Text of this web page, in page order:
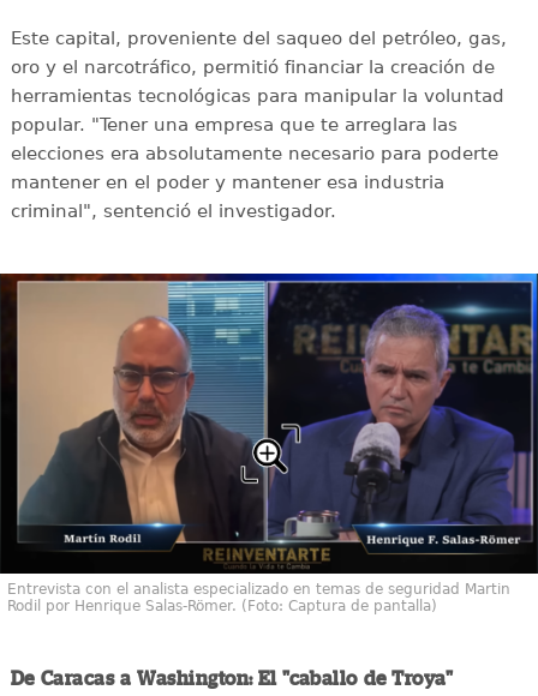
Este capital, proveniente del saqueo del petróleo, gas,
oro y el narcotráfico, permitió financiar la creación de
herramientas tecnológicas para manipular la voluntad
popular. "Tener una empresa que te arreglara las
elecciones era absolutamente necesario para poderte
mantener en el poder y mantener esa industria
criminal", sentenció el investigador.
Entrevista con el analista especializado en temas de seguridad Martin
Rodil por Henrique Salas-Römer. (Foto: Captura de pantalla)
De Caracas a Washington: El "caballo de Troya"